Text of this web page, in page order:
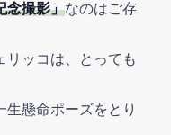
念撮影」なのはご存
リッコは、とっても
懸命ポーズをとり